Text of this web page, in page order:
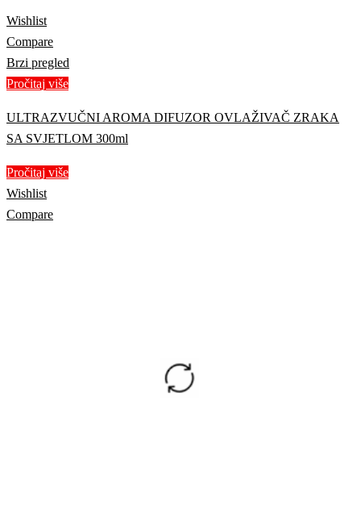
Wishlist
Compare
Brzi pregled
Pročitaj više
ULTRAZVUČNI AROMA DIFUZOR OVLAŽIVAČ ZRAKA
SA SVJETLOM 300ml
Pročitaj više
Wishlist
Compare